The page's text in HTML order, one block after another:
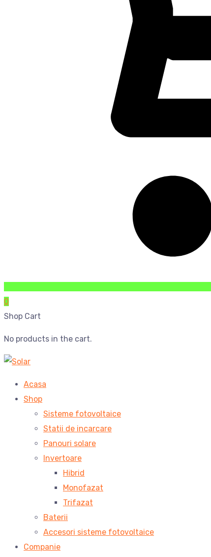
0
Shop Cart
No products in the cart.
Acasa
Shop
Sisteme fotovoltaice
Statii de incarcare
Panouri solare
Invertoare
Hibrid
Monofazat
Trifazat
Baterii
Accesori sisteme fotovoltaice
Companie